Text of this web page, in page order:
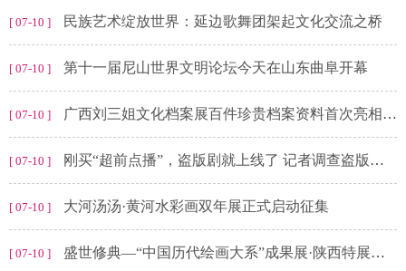
[ 07-10 ] 民族艺术绽放世界：延边歌舞团架起文化交流之桥
[ 07-10 ] 第十一届尼山世界文明论坛今天在山东曲阜开幕
[ 07-10 ] 广西刘三姐文化档案展百件珍贵档案资料首次亮相引关注
[ 07-10 ] 刚买“超前点播”，盗版剧就上线了 记者调查盗版影视资源肆虐现象
[ 07-10 ] 大河汤汤·黄河水彩画双年展正式启动征集
[ 07-10 ] 盛世修典—“中国历代绘画大系”成果展·陕西特展开幕